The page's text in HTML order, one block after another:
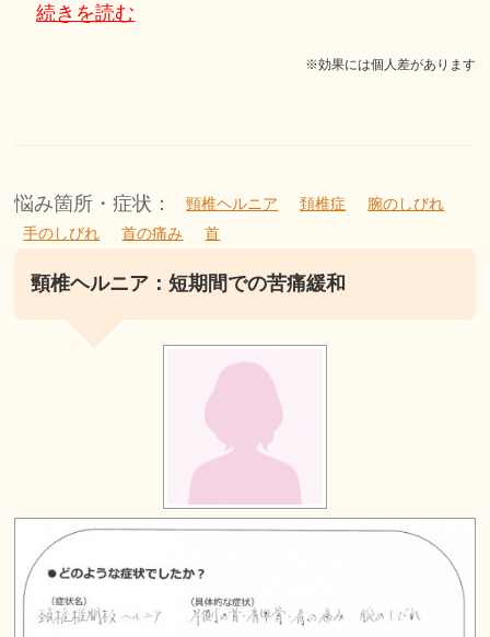
続きを読む
※効果には個人差があります
悩み箇所・症状： 頸椎ヘルニア 頚椎症
腕のしびれ
手のしびれ
首の痛み 首
頸椎ヘルニア：短期間での苦痛緩和